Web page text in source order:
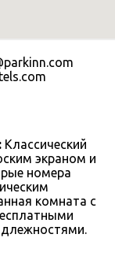
Классический
экраном и
номера
комната с